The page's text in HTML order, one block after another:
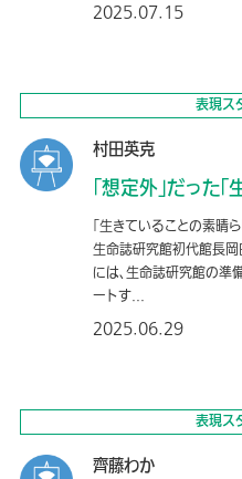
2025.07.15
表現ス
村田英克
「想定外」だった
「⽣きていることの素晴
生命誌研究館初代館長
には、生命誌研究館の
ートす...
2025.06.29
表現ス
齊藤わか